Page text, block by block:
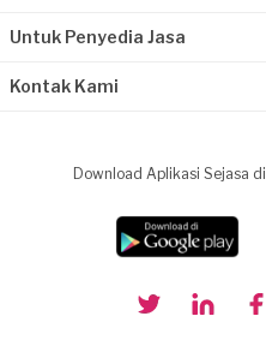
Untuk Penyedia Jasa
Kontak Kami
Download Aplikasi Sejasa di